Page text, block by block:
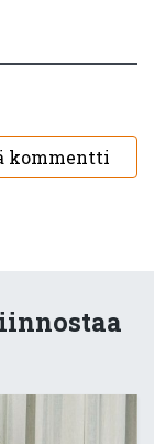
kommentti